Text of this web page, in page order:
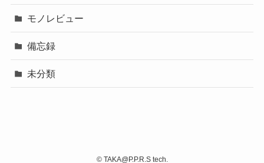
モノレビュー
備忘録
未分類
©TAKA@P.P.R.S tech.